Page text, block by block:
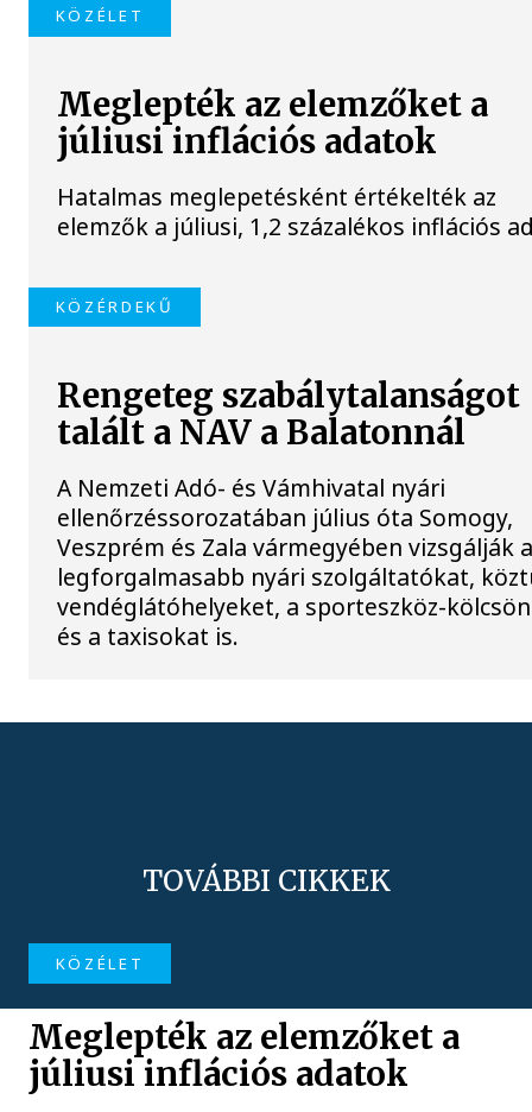
KÖZÉLET
Meglepték az elemzőket a
júliusi inflációs adatok
Hatalmas meglepetésként értékelték az
elemzők a júliusi, 1,2 százalékos inflációs
KÖZÉRDEKŰ
Rengeteg szabálytalanságot
talált a NAV a Balatonnál
A Nemzeti Adó- és Vámhivatal nyári
ellenőrzéssorozatában július óta Somogy,
Veszprém és Zala vármegyében vizsgálják
legforgalmasabb nyári szolgáltatókat,
vendéglátóhelyeket, a sporteszköz-
és a taxisokat is.
TOVÁBBI CIKKEK
KÖZÉLET
Meglepték az elemzőket a
júliusi inflációs adatok